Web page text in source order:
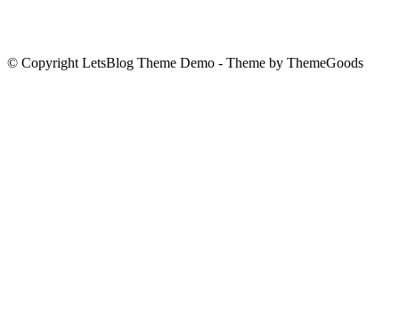
© Copyright LetsBlog Theme Demo - Theme by ThemeGoods